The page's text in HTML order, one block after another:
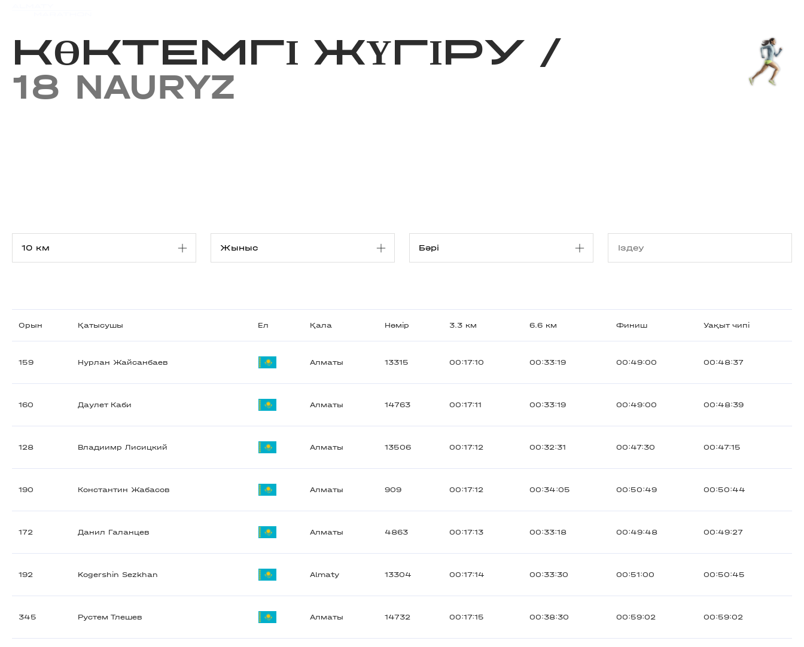
КӨКТЕМГІ ЖҮГІРУ /
18 NAURYZ
Орын Қатысушы Ел Қала Нөмір 3.3 км 6.6 км Финиш Уақыт чипі
159 Нурлан Жайсанбаев Алматы 13315 00:17:10 00:33:19 00:49:00 00:48:37
160 Даулет Каби Алматы 14763 00:17:11 00:33:19 00:49:00 00:48:39
128 Владиимр Лисицкий Алматы 13506 00:17:12 00:32:31 00:47:30 00:47:15
190 Константин Жабасов Алматы 909 00:17:12 00:34:05 00:50:49 00:50:44
172 Данил Галанцев Алматы 4863 00:17:13 00:33:18 00:49:48 00:49:27
192 Kogershin Sezkhan Almaty 13304 00:17:14 00:33:30 00:51:00 00:50:45
345 Рустем Тлешев Алматы 14732 00:17:15 00:38:30 00:59:02 00:59:02